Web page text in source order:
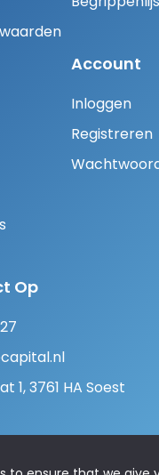
Account
Inloggen
Registreren
Op
1, 3761 HA Soest